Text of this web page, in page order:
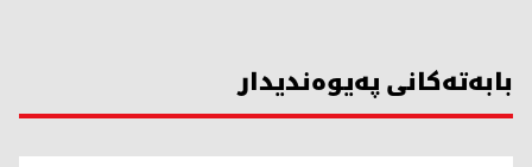
بابەتەکانی پەیوەندیدار